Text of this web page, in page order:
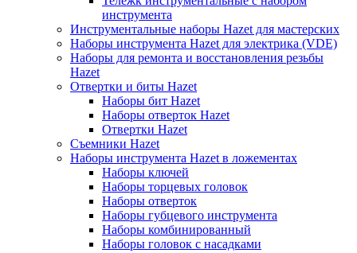
инструмента
Инструментальные наборы Hazet для мастерских
Наборы инструмента Hazet для электрика (VDE)
Наборы для ремонта и восстановления резьбы
Hazet
Отвертки и биты Hazet
Наборы бит Hazet
Наборы отверток Hazet
Отвертки Hazet
Съемники Hazet
Наборы инструмента Hazet в ложементах
Наборы ключей
Наборы торцевых головок
Наборы отверток
Наборы губцевого инструмента
Наборы комбинированный
Наборы головок с насадками